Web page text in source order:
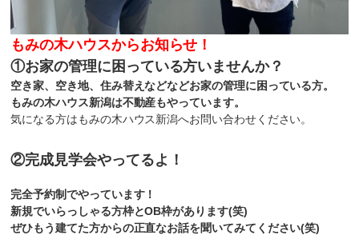
もみの木ハウスからお知らせ！
①お家の管理に困っている方いませんか？
空き家、空き地、住み替えなどなどお家の管理に困っている方。
もみの木ハウス新潟は不動産もやっています。
気になる方はもみの木ハウス新潟へお問い合わせください。
②完成見学会やってるよ！
完全予約制でやっています！
新規でいらっしゃる方枠とOB枠があります(笑)
ぜひもう建てた方からの正直なお話を聞いてみてください(笑)